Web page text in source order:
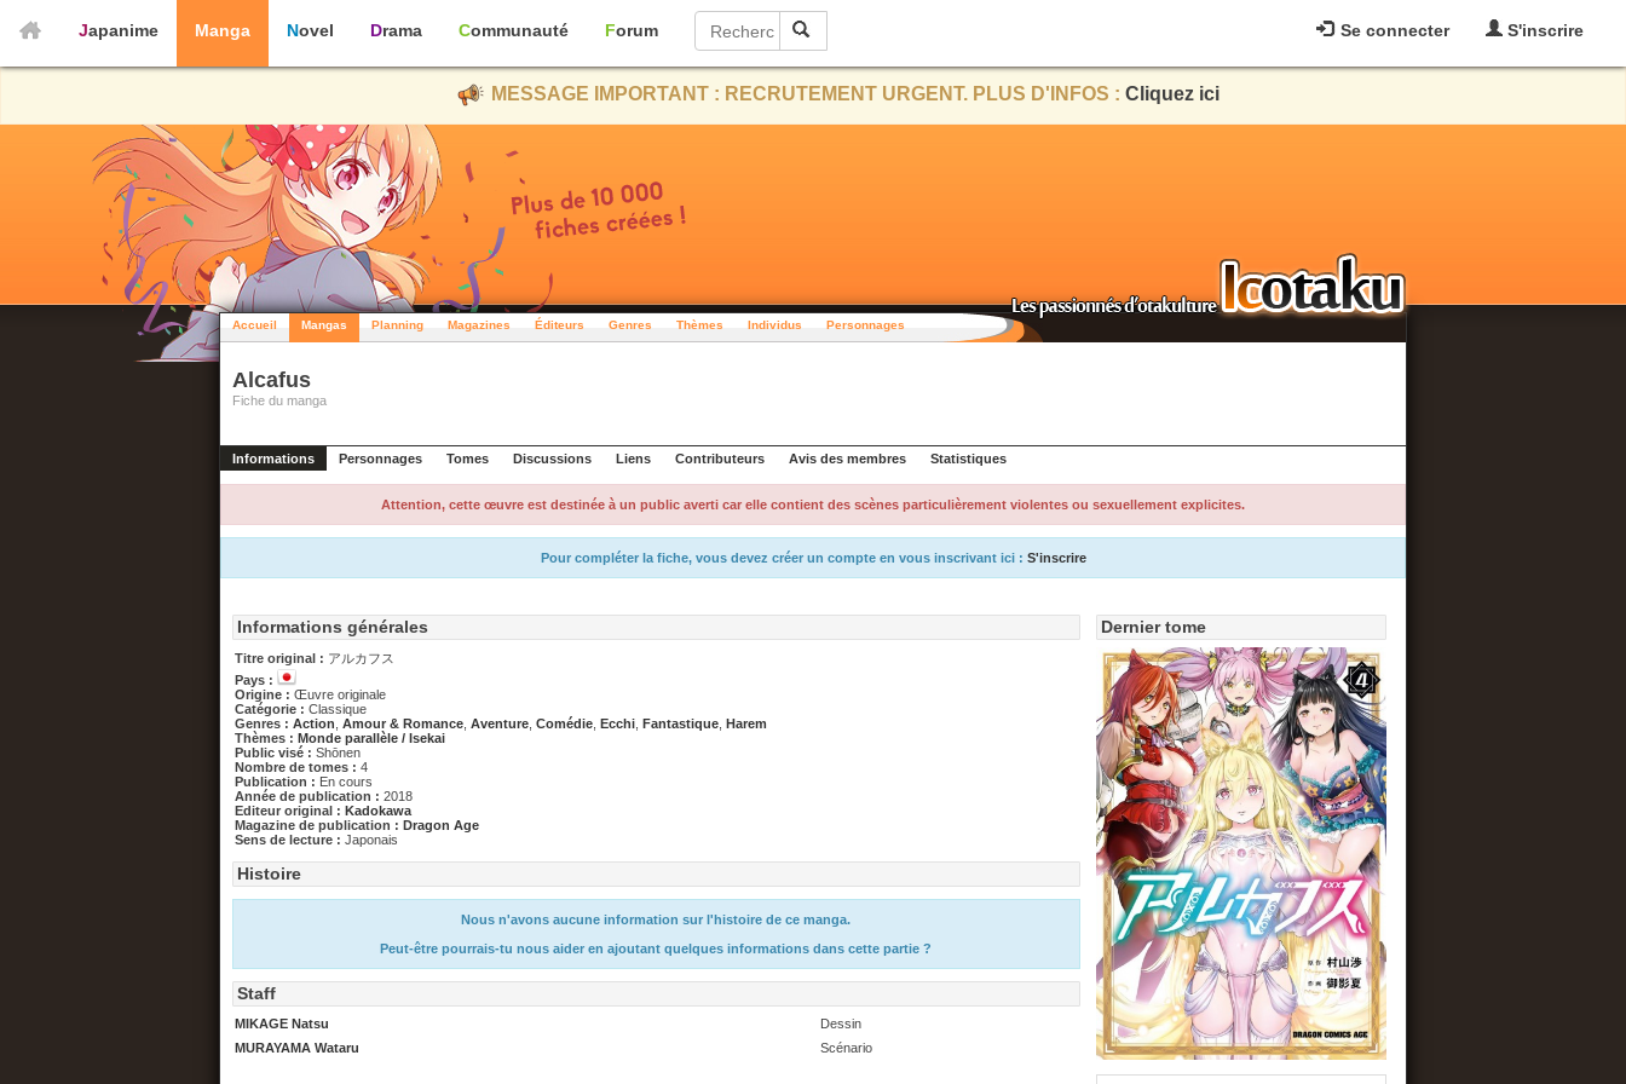
Se connecter S'inscrire
Japanime Manga Novel Drama Communauté Forum
MESSAGE IMPORTANT : RECRUTEMENT URGENT. PLUS D'INFOS : Cliquez ici
Accueil Mangas Planning Magazines Éditeurs Genres Thèmes Individus Personnages
Alcafus
Fiche du manga
Informations Personnages Tomes Discussions Liens Contributeurs Avis des membres Statistiques
Attention, cette œuvre est destinée à un public averti car elle contient des scènes particulièrement violentes ou sexuellement explicites.
Pour compléter la fiche, vous devez créer un compte en vous inscrivant ici : S'inscrire
Dernier tome
Informations générales
Titre original : アルカフス
Pays :
Origine : Œuvre originale
Catégorie : Classique
Genres : Action Amour & Romance Aventure Comédie Ecchi Fantastique Harem
Thèmes : Monde parallèle / Isekai
Public visé : Shōnen
Nombre de tomes : 4
Publication : En cours
Année de publication : 2018
Editeur original : Kadokawa
Magazine de publication : Dragon Age
Sens de lecture : Japonais
Histoire
Nous n'avons aucune information sur l'histoire de ce manga.
Peut-être pourrais-tu nous aider en ajoutant quelques informations dans cette partie ?
Staff
MIKAGE Natsu
Dessin
MURAYAMA Wataru
Scénario